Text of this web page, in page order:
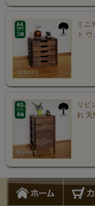
商品仕様
サイズ
幅39cm
奥行28cm
高さ24.8cm
引出内寸
幅32.8cm
ミニ
ト
リビ
れ 天